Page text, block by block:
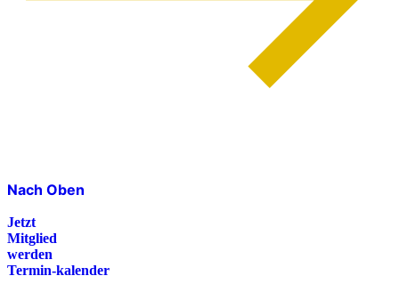
Nach Oben
Jetzt
Mitglied
werden
Termin-kalender